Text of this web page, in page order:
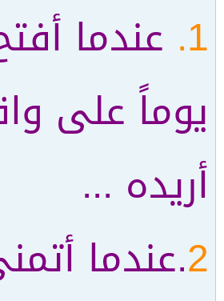
1. عندما
يوماً على
أريده ...
2.عندما